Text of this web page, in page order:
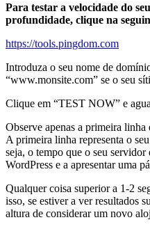
Para testar a velocidade do
profundidade, clique na
https://tools.pingdom.com
Introduza o seu nome de
“www.monsite.com” se o seu
Clique em “TEST NOW” e
Observe apenas a primeira
A primeira linha representa o
seja, o tempo que o seu
WordPress e a apresentar uma
Qualquer coisa superior a 1-2
isso, se estiver a ver resultados
altura de considerar um novo